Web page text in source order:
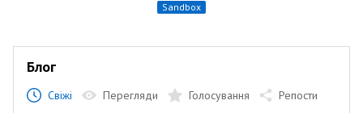
sandbox
Блог
Свіжі Перегляди Голосування Репости